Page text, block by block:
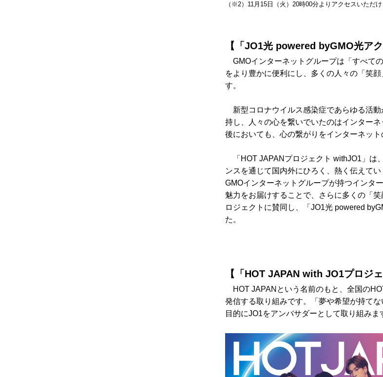
（※2）11月15日（火）20時00分よりアクセスいただ
【「JO1光 powered byGMO光ア
GMOインターネットグループは「すべて
をより豊かに便利にし、多くの人々の「笑
す。
新型コロナウイルス感染症であらゆる活
持し、人々の心を繋いでいたのはインター
後においても、心の繋がりをインターネッ
「HOT JAPANプロジェクト withJO1」は
ンスを通じて国内外にひろく、熱く伝えて
GMOインターネットグループが持つインタ
魅力をお届けすることで、さらに多くの「
ロジェクトに賛同し、「JO1光 powered
た。
【「HOT JAPAN with JO1プロジェ
HOT JAPANという名前のもと、全国の
発信する取り組みです。「夢や希望が持て
目的にJO1をアンバサダーとして取り組みま